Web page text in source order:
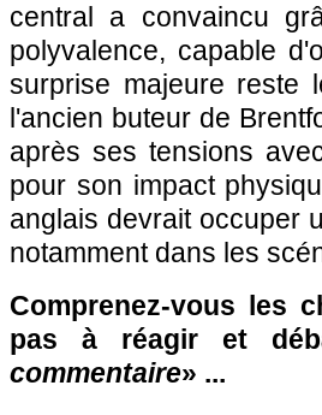
central a convaincu
polyvalence, capable
surprise majeure reste
l'ancien buteur de
après ses tensions
pour son impact
anglais devrait occuper
notamment dans les
Comprenez-vous les
pas à réagir et
commentaire» ...